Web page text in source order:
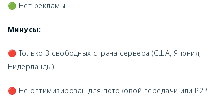
🟢 Нет рекламы
Минусы:
🔴 Только 3 свободных страна сервера (США, Япония,
Нидерланды)
🔴 Не оптимизирован для потоковой передачи или P2P